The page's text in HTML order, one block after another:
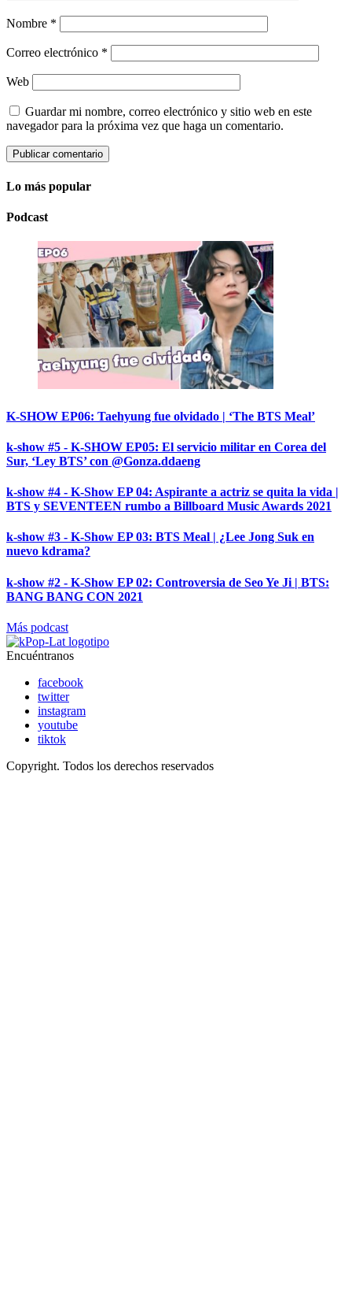
Nombre *
Correo electrónico *
Web
Guardar mi nombre, correo electrónico y sitio web en este
navegador para la próxima vez que haga un comentario.
Lo más popular
Podcast
K-SHOW EP06: Taehyung fue olvidado | ‘The BTS Meal’
k-show #5 - K-SHOW EP05: El servicio militar en Corea del
Sur, ‘Ley BTS’ con @Gonza.ddaeng
k-show #4 - K-Show EP 04: Aspirante a actriz se quita la vida |
BTS y SEVENTEEN rumbo a Billboard Music Awards 2021
k-show #3 - K-Show EP 03: BTS Meal | ¿Lee Jong Suk en
nuevo kdrama?
k-show #2 - K-Show EP 02: Controversia de Seo Ye Ji | BTS:
BANG BANG CON 2021
Más podcast
Encuéntranos
facebook
twitter
instagram
youtube
tiktok
Copyright. Todos los derechos reservados